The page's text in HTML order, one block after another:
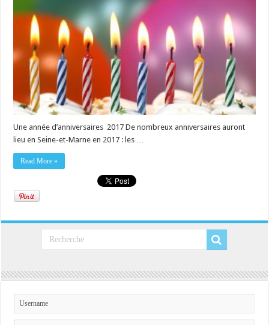
Une année d’anniversaires 2017 De nombreux anniversaires auront
lieu en Seine-et-Marne en 2017 : les …
Read More »